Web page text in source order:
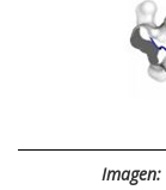
Imagen: